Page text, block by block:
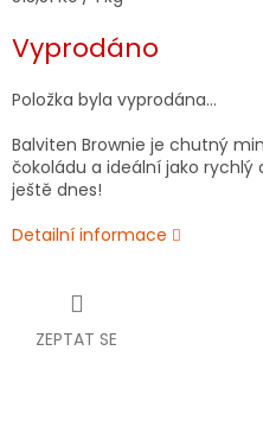
Vyprodáno
Položka byla vyprodána…
Balviten Brownie je chutný
čokoládu a ideální jako rychlý
ještě dnes!
Detailní informace
ZEPTAT SE